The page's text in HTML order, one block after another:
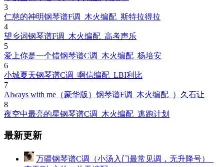
3
仁慈的神明钢琴谱F调_木火编配_斯特拉得拉
4
望乡词钢琴谱F调_木火编配_高考声乐
5
爱上你是一个错钢琴谱C调_木火编配_杨培安
6
小城夏天钢琴谱C调_啊信编配_LBI利比
7
Always with me（豪华版）钢琴谱F调_木火编配_）久石让
8
夜空中最亮的星钢琴谱C调_木火编配_逃跑计划
最新更新
万疆钢琴谱C调（小汤入门最常见调，无升降号）_